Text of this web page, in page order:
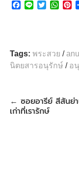
o
k
r
W
A
p
p
e
s
Tags: พระสวย /
นิตยสารอนุรักษ์ / อ
← ซอยอารีย์ สีสันย่
เก่าที่เรารักษ์